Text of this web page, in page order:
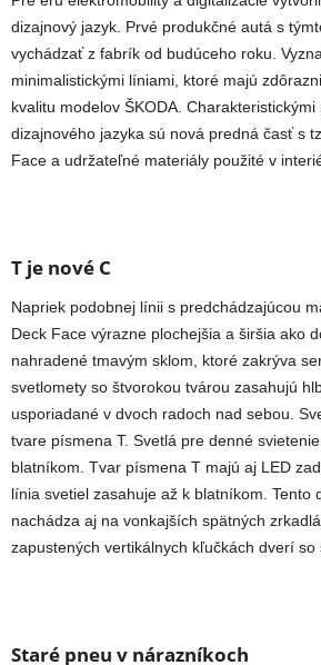
dizajnový jazyk. Prvé produkčné autá s
vychádzať z fabrík od budúceho roku.
minimalistickými líniami, ktoré majú
kvalitu modelov ŠKODA.
dizajnového jazyka sú nová predná časť s
Face a udržateľné materiály použité v
T je nové C
Napriek podobnej línii s predchádzajúcou
Deck Face výrazne plochejšia a širšia ako
nahradené tmavým sklom, ktoré zakrýva
svetlomety so štvorokou tvárou zasahujú
usporiadané v dvoch radoch nad sebou.
tvare písmena T. Svetlá pre denné
blatníkom. Tvar písmena T majú aj LED
línia svetiel zasahuje až k blatníkom. Tento
nachádza aj na vonkajších spätných
zapustených vertikálnych kľučkách dverí so
Staré pneu v nárazníkoch